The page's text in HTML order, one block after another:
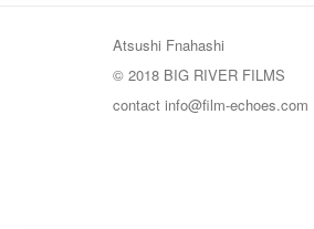
Atsushi Fnahashi
© 2018 BIG RIVER FILMS
contact info@film-echoes.com